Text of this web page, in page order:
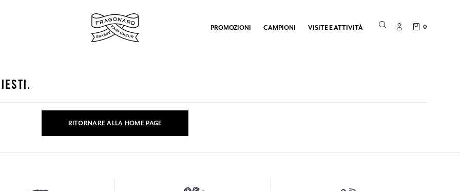
PROMOZIONI CAMPIONI VISITE E ATTIVITÀ 0
RITORNARE ALLA HOME PAGE